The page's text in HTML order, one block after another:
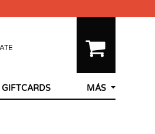
GIFTCARDS MÁS